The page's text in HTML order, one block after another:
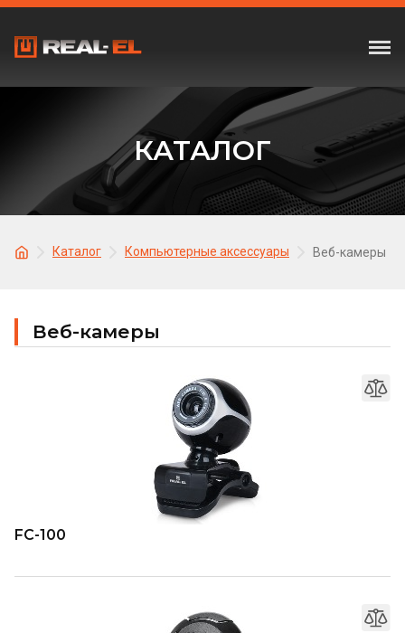
КАТАЛОГ
Каталог Компьютерные аксессуары Веб-камеры
Веб-камеры
FC-100